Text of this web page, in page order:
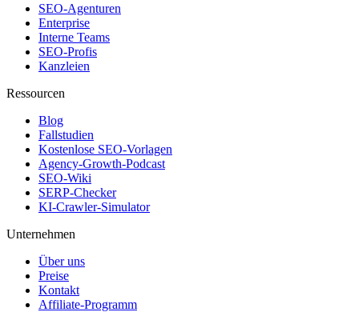
SEO-Agenturen
Enterprise
Interne Teams
SEO-Profis
Kanzleien
Ressourcen
Blog
Fallstudien
Kostenlose SEO-Vorlagen
Agency-Growth-Podcast
SEO-Wiki
SERP-Checker
KI-Crawler-Simulator
Unternehmen
Über uns
Preise
Kontakt
Affiliate-Programm